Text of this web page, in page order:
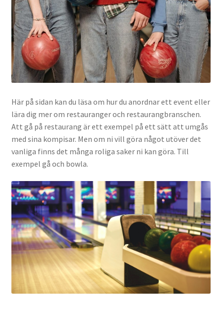
Här på sidan kan du läsa om hur du anordnar ett event eller
lära dig mer om restauranger och restaurangbranschen.
Att gå på restaurang är ett exempel på ett sätt att umgås
med sina kompisar. Men om ni vill göra något utöver det
vanliga finns det många roliga saker ni kan göra. Till
exempel gå och bowla.